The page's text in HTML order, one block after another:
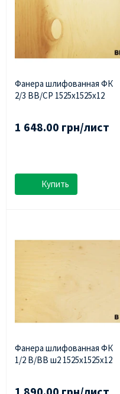
Фанера шлифованная ФК
2/3 ВВ/СР 1525х1525х12
1 648.00 грн/лист
Купить
Фанера шлифованная ФК
1/2 В/ВВ ш2 1525х1525х12